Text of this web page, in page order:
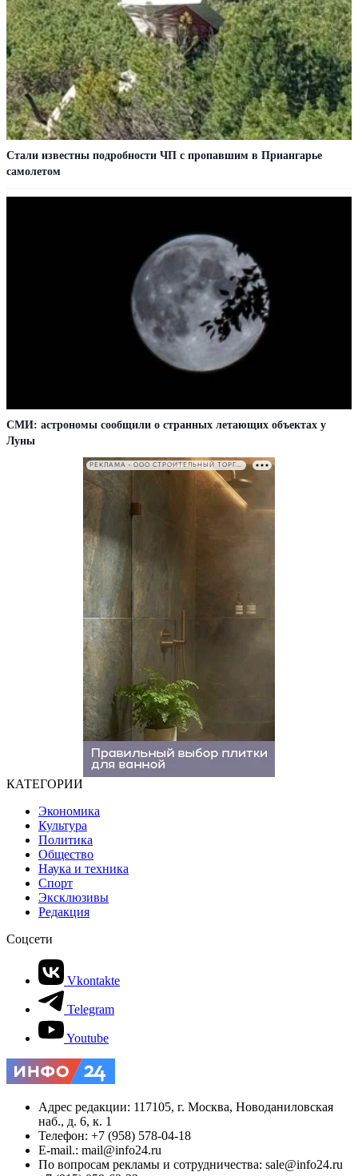
Стали известны подробности ЧП с пропавшим в Приангарье
самолетом
СМИ: астрономы сообщили о странных летающих объектах у
Луны
РЕКЛАМА • ООО СТРОИТЕЛЬНЫЙ ТОРГОВЫЙ ДОМ «ПЕТРОВИЧ». ИНН: 7802348846
КАТЕГОРИИ
Экономика
Культура
Политика
Общество
Наука и техника
Спорт
Эксклюзивы
Редакция
Соцсети
Vkontakte
Telegram
Youtube
Адрес редакции: 117105, г. Москва, Новоданиловская
наб., д. 6, к. 1
Телефон: +7 (958) 578-04-18
E-mail.: mail@info24.ru
По вопросам рекламы и сотрудничества: sale@info24.ru